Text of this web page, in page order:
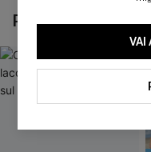
POTREBBE
VAI